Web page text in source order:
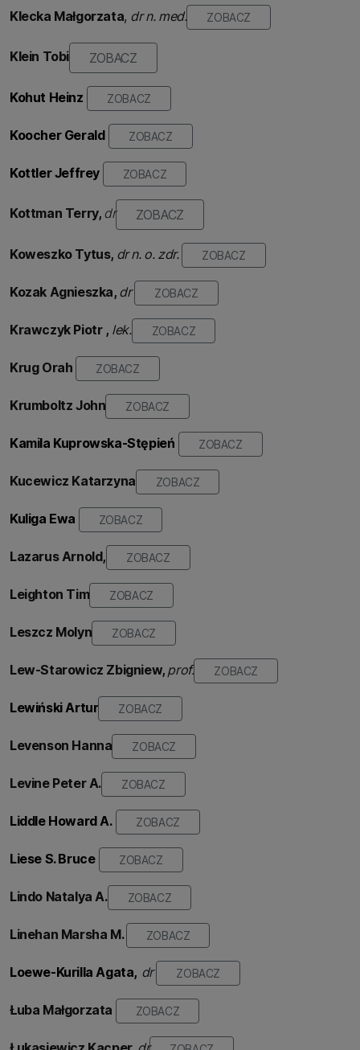
Klecka Małgorzata, dr n. med. ZOBACZ
Klein Tobi ZOBACZ
Kohut Heinz ZOBACZ
Koocher Gerald ZOBACZ
Kottler Jeffrey ZOBACZ
Kottman Terry, dr ZOBACZ
Koweszko Tytus, dr n. o. zdr. ZOBACZ
Kozak Agnieszka, dr ZOBACZ
Krawczyk Piotr , lek. ZOBACZ
Krug Orah ZOBACZ
Krumboltz John ZOBACZ
Kamila Kuprowska-Stępień ZOBACZ
Kucewicz Katarzyna ZOBACZ
Kuliga Ewa ZOBACZ
Lazarus Arnold, ZOBACZ
Leighton Tim ZOBACZ
Leszcz Molyn ZOBACZ
Lew-Starowicz Zbigniew, prof. ZOBACZ
Lewiński Artur ZOBACZ
Levenson Hanna ZOBACZ
Levine Peter A. ZOBACZ
Liddle Howard A. ZOBACZ
Liese S. Bruce ZOBACZ
Lindo Natalya A. ZOBACZ
Linehan Marsha M. ZOBACZ
Loewe-Kurilla Agata, dr ZOBACZ
Łuba Małgorzata ZOBACZ